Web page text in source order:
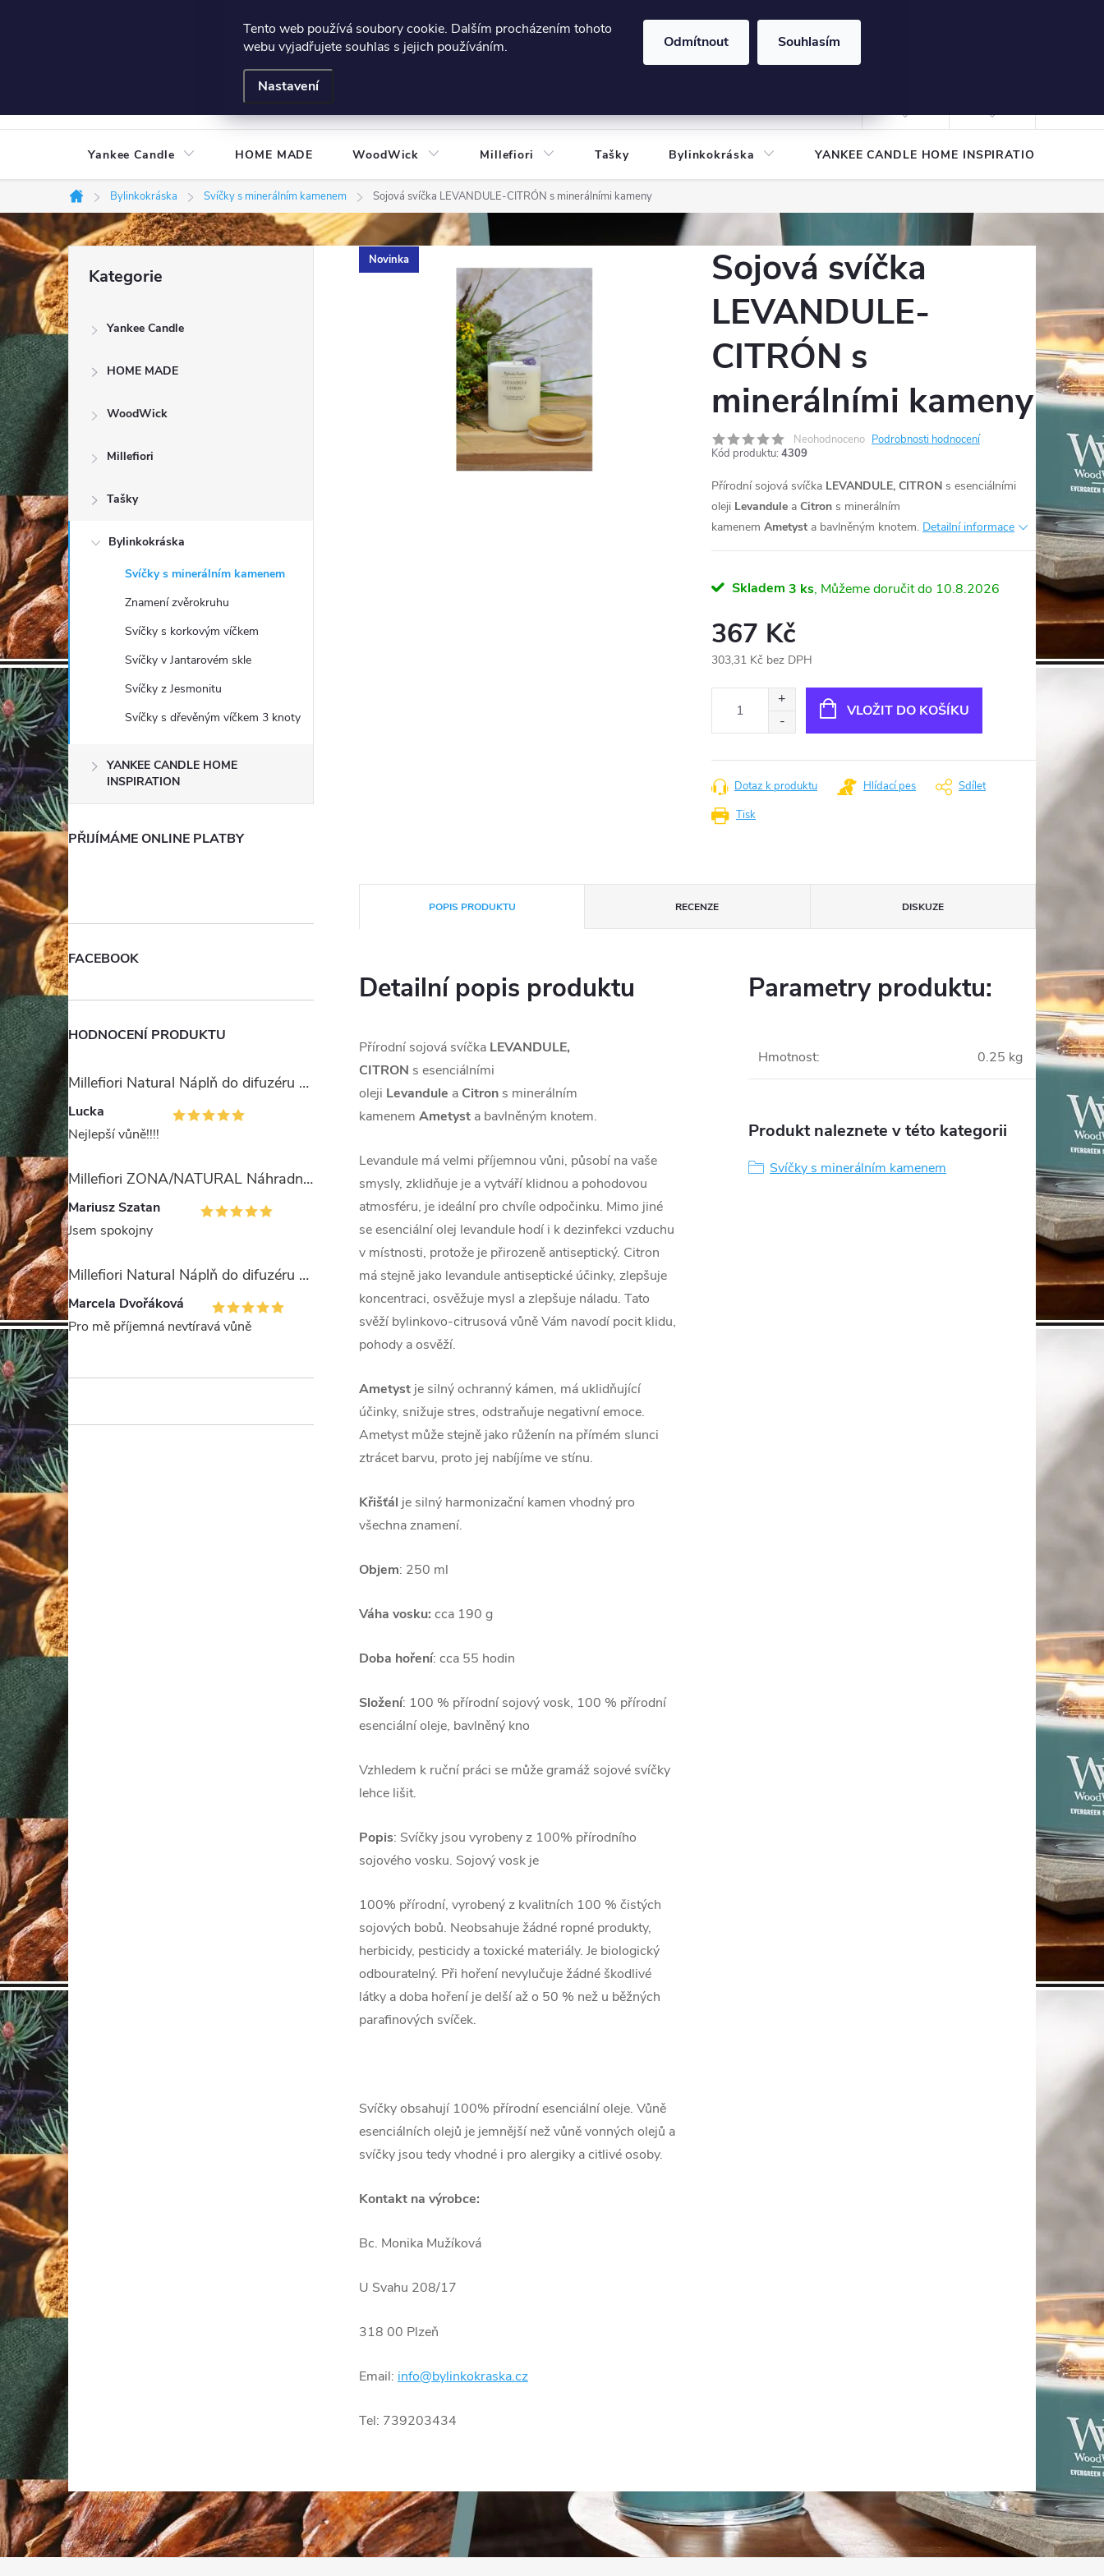
Tento web používá soubory cookie. Dalším procházením tohoto
webu vyjadřujete souhlas s jejich používáním.
Nastavení
Odmítnout Souhlasím
606124443
Podmínky e-shopu Podmínky ochrany osobních údajů
Yankee Candle HOME MADE WoodWick Millefiori Tašky Bylinkokráska YANKEE CANDLE HOME INSPIRATION
Domů
Bylinkokráska Svíčky s minerálním kamenem Sojová svíčka LEVANDULE-CITRÓN s minerálními kameny
P
o
s
r
a
n
n
í
p
a
n
e
l
kategorie
Kategorie
Yankee Candle
HOME MADE
WoodWick
Millefiori
Tašky
Bylinkokráska
Svíčky s minerálním kamenem
Znamení zvěrokruhu
Svíčky s korkovým víčkem
Svíčky v Jantarovém skle
Svíčky z Jesmonitu
Svíčky s dřevěným víčkem 3 knoty
YANKEE CANDLE HOME
INSPIRATION
PŘIJÍMÁME ONLINE PLATBY
FACEBOOK
HODNOCENÍ PRODUKTU
Millefiori Natural Náplň do difuzéru 250ml/Ambra & Rosa
Lucka
Nejlepší vůně!!!!
Millefiori ZONA/NATURAL Náhradní stébla pro difuzér 100ml
Mariusz Szatan
Jsem spokojny
Millefiori Natural Náplň do difuzéru 250ml/Legni e Fiori ďArancio
Marcela Dvořáková
Pro mě příjemná nevtíravá vůně
Novinka
Sojová svíčka
LEVANDULE-
CITRÓN s
minerálními kameny
Neohodnoceno Podrobnosti hodnocení
Kód produktu: 4309
Přírodní sojová svíčka LEVANDULE, CITRON s esenciálními
oleji Levandule a Citron s minerálním
kamenem Ametyst a bavlněným knotem. Detailní informace
Skladem 3 ks 10.8.2026
367 Kč
303,31 Kč bez DPH
VLOŽIT DO KOŠÍKU
Tisk
Dotaz k produktu Hlídací pes Sdílet
POPIS PRODUKTU RECENZE DISKUZE
Detailní popis produktu
Přírodní sojová svíčka LEVANDULE,
CITRON s esenciálními
oleji Levandule a Citron s minerálním
kamenem Ametyst a bavlněným knotem.
Levandule má velmi příjemnou vůni, působí na vaše
smysly, zklidňuje je a vytváří klidnou a pohodovou
atmosféru, je ideální pro chvíle odpočinku. Mimo jiné
se esenciální olej levandule hodí i k dezinfekci vzduchu
v místnosti, protože je přirozeně antiseptický. Citron
má stejně jako levandule antiseptické účinky, zlepšuje
koncentraci, osvěžuje mysl a zlepšuje náladu. Tato
svěží bylinkovo-citrusová vůně Vám navodí pocit klidu,
pohody a osvěží.
Ametyst je silný ochranný kámen, má uklidňující
účinky, snižuje stres, odstraňuje negativní emoce.
Ametyst může stejně jako růženín na přímém slunci
ztrácet barvu, proto jej nabíjíme ve stínu.
Křišťál je silný harmonizační kamen vhodný pro
všechna znamení.
Objem: 250 ml
Váha vosku: cca 190 g
Doba hoření: cca 55 hodin
Složení: 100 % přírodní sojový vosk, 100 % přírodní
esenciální oleje, bavlněný kno
Vzhledem k ruční práci se může gramáž sojové svíčky
lehce lišit.
Popis: Svíčky jsou vyrobeny z 100% přírodního
sojového vosku. Sojový vosk je
100% přírodní, vyrobený z kvalitních 100 % čistých
sojových bobů. Neobsahuje žádné ropné produkty,
herbicidy, pesticidy a toxické materiály. Je biologický
odbouratelný. Při hoření nevylučuje žádné škodlivé
látky a doba hoření je delší až o 50 % než u běžných
parafinových svíček.
Svíčky obsahují 100% přírodní esenciální oleje. Vůně
esenciálních olejů je jemnější než vůně vonných olejů a
svíčky jsou tedy vhodné i pro alergiky a citlivé osoby.
Kontakt na výrobce:
Bc. Monika Mužíková
U Svahu 208/17
318 00 Plzeň
Email: info@bylinkokraska.cz
Tel: 739203434
Parametry produktu:
Hmotnost: 0.25 kg
Produkt naleznete v této kategorii
Svíčky s minerálním kamenem